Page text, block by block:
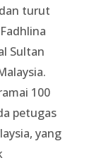
turut
Sultan
100
petugas
yang